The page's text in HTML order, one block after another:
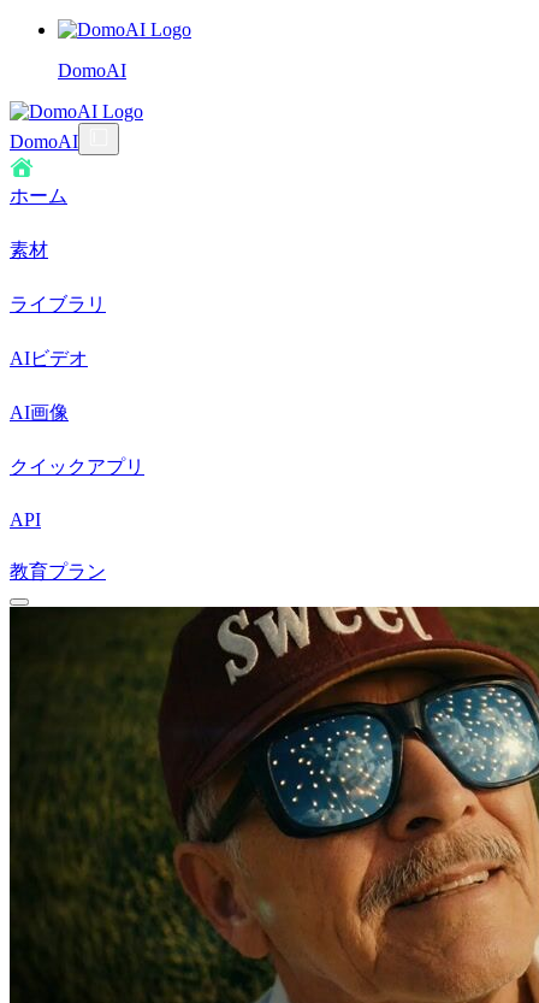
DomoAI
DomoAI
ホーム
素材
ライブラリ
AIビデオ
AI画像
クイックアプリ
API
教育プラン